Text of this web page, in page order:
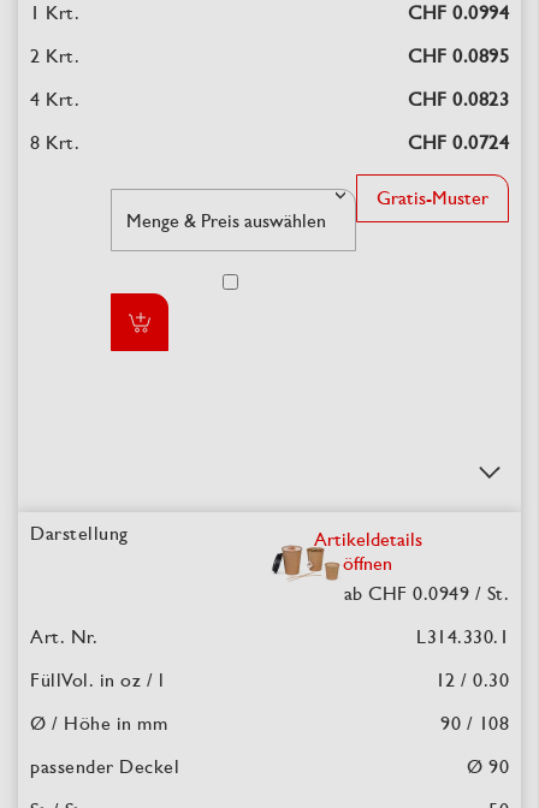
CHF 0.0994
CHF 0.0895
CHF 0.0823
CHF 0.0724
Gratis-Muster
Artikeldetails
öffnen
ab CHF 0.0949 / St.
L314.330.1
12 / 0.30
90 / 108
Ø 90